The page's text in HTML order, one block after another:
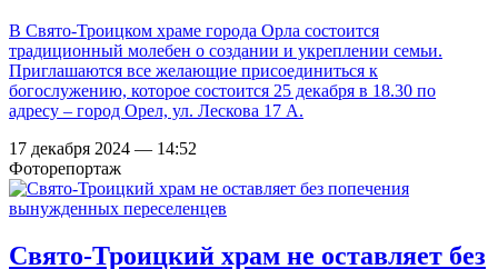
В Свято-Троицком храме города Орла состоится
традиционный молебен о создании и укреплении семьи.
Приглашаются все желающие присоединиться к
богослужению, которое состоится 25 декабря в 18.30 по
адресу – город Орел, ул. Лескова 17 А.
17 декабря 2024 — 14:52
Фоторепортаж
Свято-Троицкий храм не оставляет без